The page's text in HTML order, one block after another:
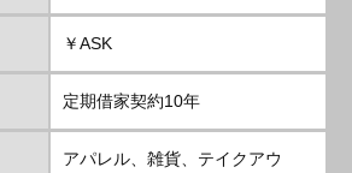
￥ASK
定期借家契約10年
アパレル、雑貨、テイクアウ